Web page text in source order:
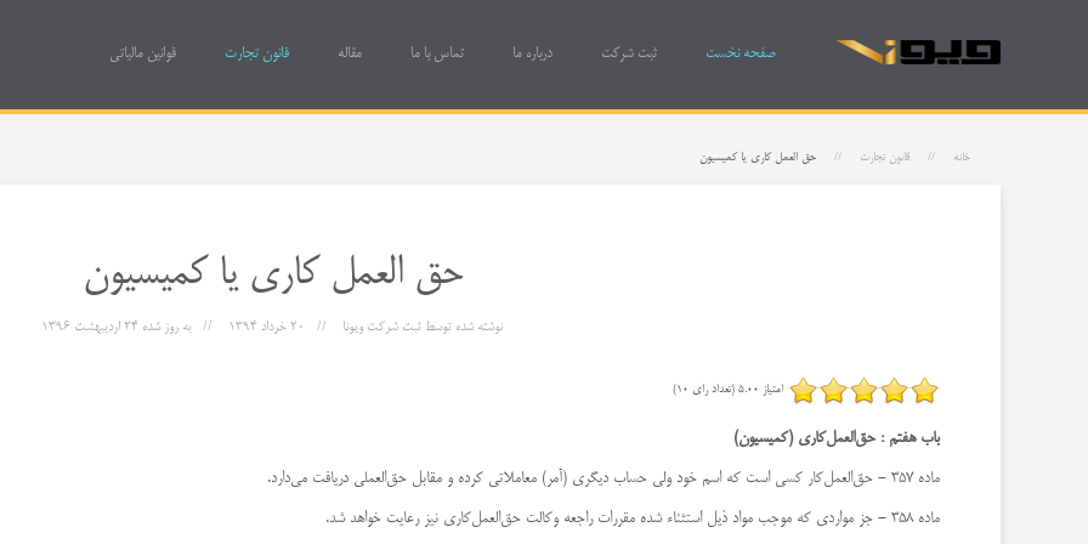
صفحه نخست ثبت شرکت درباره ما تماس با ما مقاله قانون تجارت قوانین مالیاتی
خانه قانون تجارت حق العمل کاری یا کمیسیون
حق العمل کاری یا کمیسیون
نوشته شده توسط ثبت شرکت ویونا 20 خرداد 1394 به روز شده 24 ارديبهشت 1396
امتیاز 5.00 (تعداد رای 10)
‌باب هفتم : ‌حق‌العمل‌كاری (‌كمیسیون)
ماده 357 - حق‌العمل‌كار كسی است كه اسم خود ولی حساب دیگری (‌آمر) معاملاتی كرده و مقابل حق‌العملی دریافت می‌دارد.
ماده 358 - جز مواردی كه موجب مواد ذیل استثناء شده مقررات راجعه وكالت حق‌العمل‌كاری نیز رعایت خواهد شد.